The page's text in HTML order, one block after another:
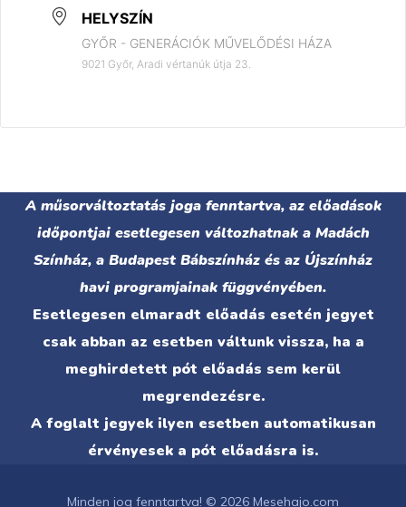
HELYSZÍN
GYŐR - GENERÁCIÓK MŰVELŐDÉSI HÁZA
9021 Győr, Aradi vértanúk útja 23.
A műsorváltoztatás joga fenntartva, az előadások
időpontjai esetlegesen változhatnak a Madách
Színház, a Budapest Bábszínház és az Újszínház
havi programjainak függvényében.
Esetlegesen elmaradt előadás esetén jegyet
csak abban az esetben váltunk vissza, ha a
meghirdetett pót előadás sem kerül
megrendezésre.
A foglalt jegyek ilyen esetben automatikusan
érvényesek a pót előadásra is.
Minden jog fenntartva! © 2026 Mesehajo.com